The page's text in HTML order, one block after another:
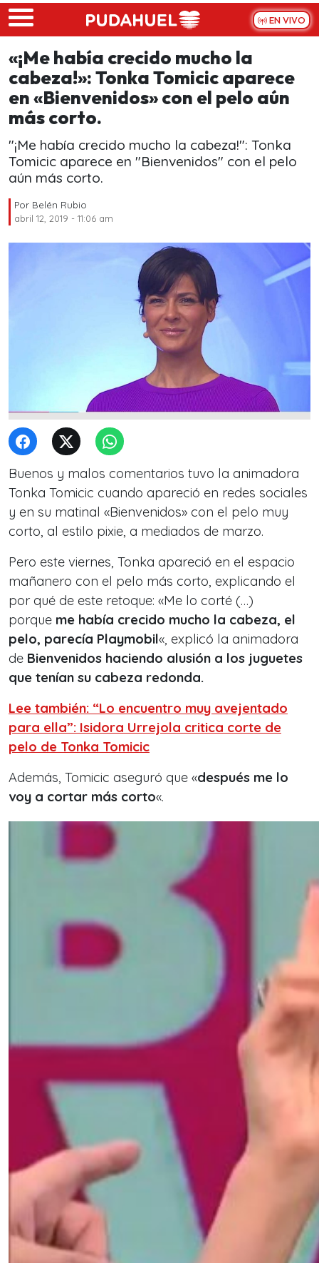
Skip to main content
EN VIVO
«¡Me había crecido mucho la
cabeza!»: Tonka Tomicic aparece
en «Bienvenidos» con el pelo aún
más corto.
"¡Me había crecido mucho la cabeza!": Tonka
Tomicic aparece en "Bienvenidos" con el pelo
aún más corto.
Por Belén Rubio
abril 12, 2019 - 11:06 am
Buenos y malos comentarios tuvo la animadora
Tonka Tomicic cuando apareció en redes sociales
y en su matinal «Bienvenidos» con el pelo muy
corto, al estilo pixie, a mediados de marzo.
Pero este viernes, Tonka apareció en el espacio
mañanero con el pelo más corto, explicando el
por qué de este retoque: «Me lo corté (…)
porque me había crecido mucho la cabeza, el
pelo, parecía Playmobil«, explicó la animadora
de Bienvenidos haciendo alusión a los juguetes
que tenían su cabeza redonda.
Lee también: “Lo encuentro muy avejentado
para ella”: Isidora Urrejola critica corte de
pelo de Tonka Tomicic
Además, Tomicic aseguró que «después me lo
voy a cortar más corto«.